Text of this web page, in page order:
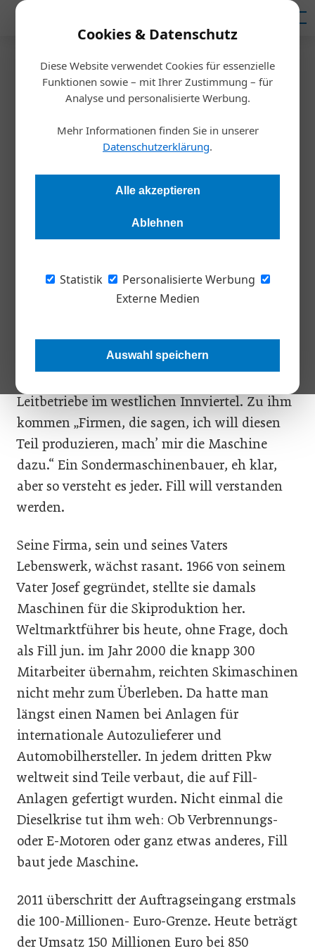
Cookies & Datenschutz
Diese Website verwendet Cookies für essenzielle
Funktionen sowie – mit Ihrer Zustimmung – für
Analyse und personalisierte Werbung.
Mehr Informationen finden Sie in unserer
Datenschutzerklärung.
Alle akzeptieren
Ablehnen
Statistik
Personalisierte Werbung
Externe Medien
Auswahl speichern
Startseite/Weltmarktführer
Sich Ideen verbieten ist ganz
schwierig
Wie Andreas Fill aus einem kleinen Ort im Innviertel eine
blühende Wirtschaftszone machte.
Anzüge sind nicht sein Ding. Jeder wie er will,
meint Andreas Fill, aber er fühlt sich leger
Ideen. Um die geht es in seinem Geschäft.
Spricht’s und krempelt die Ärmel hoch.
Leitbetriebe im westlichen Innviertel. Zu ihm
kommen „Firmen, die sagen, ich will diesen
Teil produzieren, mach’ mir die Maschine
dazu.“ Ein Sondermaschinenbauer, eh klar,
aber so versteht es jeder. Fill will verstanden
werden.
Seine Firma, sein und seines Vaters
Lebenswerk, wächst rasant. 1966 von seinem
Vater Josef gegründet, stellte sie damals
Maschinen für die Skiproduktion her.
Weltmarktführer bis heute, ohne Frage, doch
als Fill jun. im Jahr 2000 die knapp 300
Mitarbeiter übernahm, reichten Skimaschinen
nicht mehr zum Überleben. Da hatte man
längst einen Namen bei Anlagen für
internationale Autozulieferer und
Automobilhersteller. In jedem dritten Pkw
weltweit sind Teile verbaut, die auf Fill-
Anlagen gefertigt wurden. Nicht einmal die
Dieselkrise tut ihm weh: Ob Verbrennungs-
oder E-Motoren oder ganz etwas anderes, Fill
baut jede Maschine.
2011 überschritt der Auftragseingang erstmals
die 100-Millionen- Euro-Grenze. Heute beträgt
der Umsatz 150 Millionen Euro bei 850